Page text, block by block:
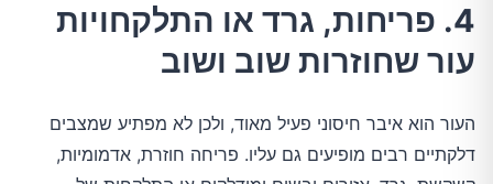
4. פריחות, גרד או התלקחויות
עור שחוזרות שוב ושוב
העור הוא איבר חיסוני פעיל מאוד, ולכן לא מפתיע שמצבים
דלקתיים רבים מופיעים גם עליו. פריחה חוזרת, אדמומיות,